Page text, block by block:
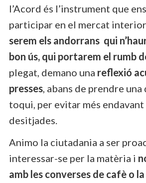
l’Acord és l’instrument que
participar en el mercat
serem els andorrans qui
bon ús, qui portarem el rumb
plegat, demano una reflexió
presses, abans de prendre
toqui, per evitar més
desitjades.
Animo la ciutadania a ser
interessar-se per la matèria i
amb les converses de cafè o